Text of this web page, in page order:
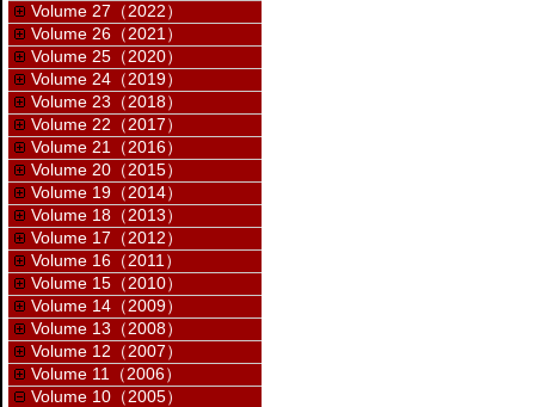
Volume 27（2022）
Volume 26（2021）
Volume 25（2020）
Volume 24（2019）
Volume 23（2018）
Volume 22（2017）
Volume 21（2016）
Volume 20（2015）
Volume 19（2014）
Volume 18（2013）
Volume 17（2012）
Volume 16（2011）
Volume 15（2010）
Volume 14（2009）
Volume 13（2008）
Volume 12（2007）
Volume 11（2006）
Volume 10（2005）